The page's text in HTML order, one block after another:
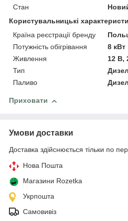
Стан
Користувальницькі
Країна реєстрації бренду
Потужність обігрівання
8 кВт
Живлення
12 В,
Тип
Паливо
Приховати
Умови доставки
Доставка здійснюється тільки по
Нова Пошта
Магазини Rozetka
Укрпошта
Самовивіз